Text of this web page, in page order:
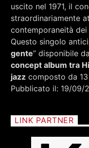
uscito nel 1971, il
straordinariamente
contemporaneità
Questo singolo
gente” disponibile
concept album tra
jazz composto da
Pubblicato il: 19/09/
LINK PARTNER